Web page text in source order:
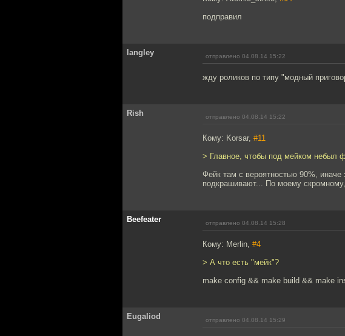
подправил
langley отправлено 04.08.14 15:22
жду роликов по типу "модный
Rish отправлено 04.08.14 15:22
Кому: Korsar, #11
> Главное, чтобы под мейком небыл
Фейк там с вероятностью 90%, иначе
подкрашивают... По моему
Beefeater отправлено 04.08.14 15:28
Кому: Merlin, #4
> А что есть "мейк"?
make config && make build && make
Eugaliod отправлено 04.08.14 15:29